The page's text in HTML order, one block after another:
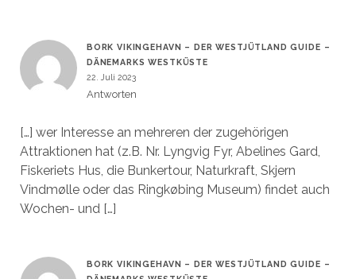
BORK VIKINGEHAVN – DER WESTJÜTLAND GUIDE –
DÄNEMARKS WESTKÜSTE
22. Juli 2023
Antworten
[…] wer Interesse an mehreren der zugehörigen
Attraktionen hat (z.B. Nr. Lyngvig Fyr, Abelines Gard,
Fiskeriets Hus, die Bunkertour, Naturkraft, Skjern
Vindmølle oder das Ringkøbing Museum) findet auch
Wochen- und […]
BORK VIKINGEHAVN – DER WESTJÜTLAND GUIDE –